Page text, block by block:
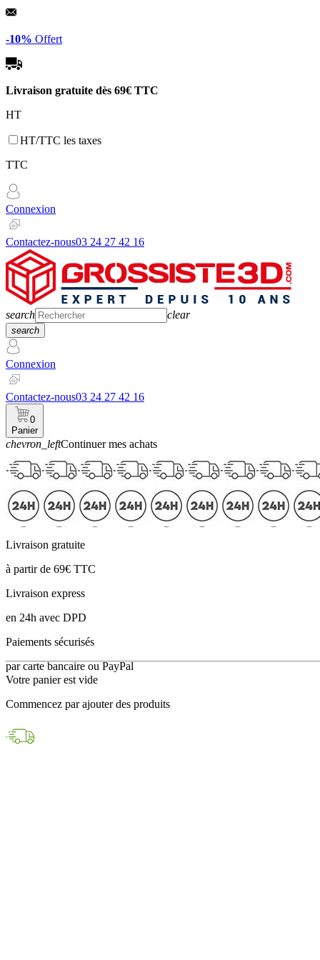
Panneau de gestion des cookies
-10% Offert
Livraison gratuite dès 69€ TTC
HT
HT/TTC les taxes
TTC
Connexion
Contactez-nous03 24 27 42 16
search clear
search
Connexion
Contactez-nous03 24 27 42 16
0
Panier
chevron_leftContinuer mes achats
Panier
Livraison express
en 24h avec DPD
Paiements sécurisés
par carte bancaire ou PayPal
Votre panier est vide
Commencez par ajouter des produits